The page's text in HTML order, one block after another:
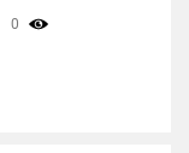
0